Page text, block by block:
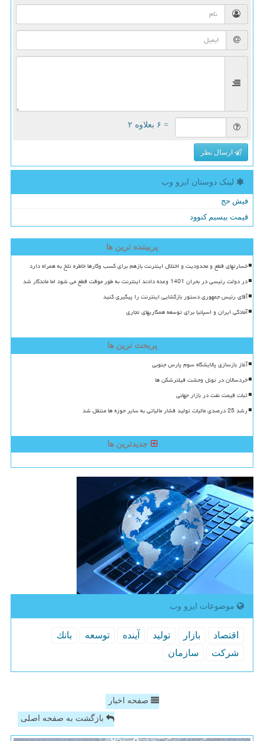
= ۶ بعلاوه ۲
ارسال نظر
لینک دوستان ایزو وب
فیش حج
قیمت بیسیم کنوود
پربیننده ترین ها
خسارتهای قطع و محدودیت و اختلال اینترنت بازهم برای کسب وکارها خاطره تلخ به همراه دارد
در دولت رئیسی در بحران 1401 وعده دادند اینترنت به طور موقت قطع می شود اما ماندگار شد
آقای رئیس جمهوری دستور بازگشایی اینترنت را پیگیری کنید
آمادگی ایران و اسپانیا برای توسعه همکاریهای تجاری
پربحث ترین ها
آغاز بازسازی پالایشگاه سوم پارس جنوبی
خردسالان در تونل وحشت فیلترشکن ها
ثبات قیمت نفت در بازار جهانی
رشد 25 درصدی مالیات تولید فشار مالیاتی به سایر حوزه ها منتقل شد
جدیدترین ها
موضوعات ایزو وب
اقتصاد بازار تولید آینده توسعه
بانك
شركت
سازمان
صفحه اخبار
بازگشت به صفحه اصلی